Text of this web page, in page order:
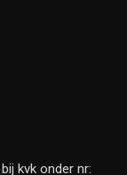
kvk onder nr: